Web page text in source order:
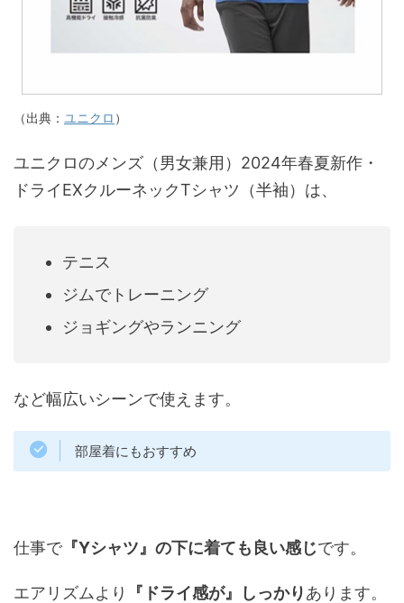
（出典： ユニクロ ）
ユニクロのメンズ（男女兼用）2024年春夏新作・
ドライEXクルーネックTシャツ（半袖）は、
テニス
ジムでトレーニング
ジョギングやランニング
など幅広いシーンで使えます。
部屋着にもおすすめ
仕事で『Yシャツ』の下に着ても良い感じです。
エアリズムより 『ドライ感が』しっかりあります。